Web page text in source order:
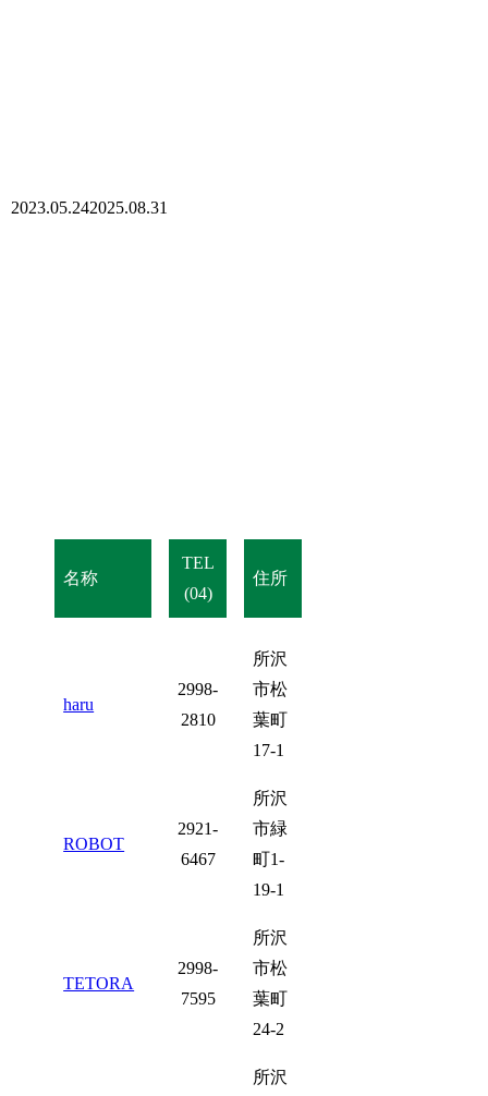
2023.05.242025.08.31
名称
TEL
(04)
住所
haru
2998-
2810
所沢
市松
葉町
17-1
ROBOT
2921-
6467
所沢
市緑
町1-
19-1
TETORA
2998-
7595
所沢
市松
葉町
24-2
所沢